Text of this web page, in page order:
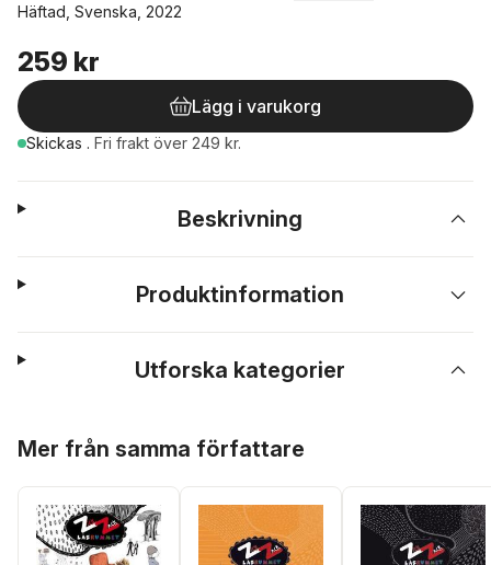
Häftad, Svenska, 2022
259 kr
Lägg i varukorg
Skickas . Fri frakt över 249 kr.
Beskrivning
Produktinformation
Utforska kategorier
Mer från samma författare